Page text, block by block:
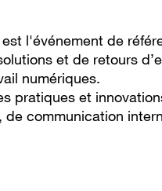
l'événement de
et de retours
numériques.
pratiques et
communication